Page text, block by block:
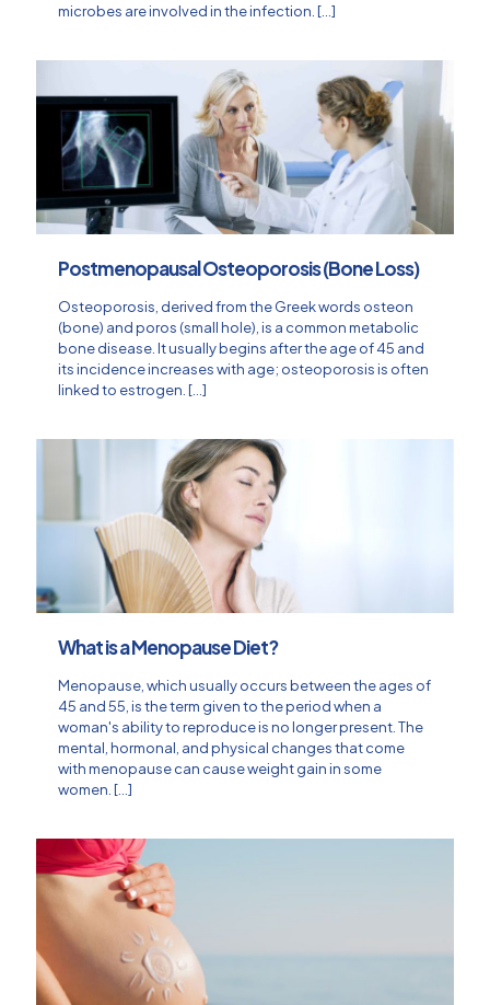
microbes are involved in the infection. […]
Postmenopausal Osteoporosis (Bone Loss)
Osteoporosis, derived from the Greek words osteon
(bone) and poros (small hole), is a common metabolic
bone disease. It usually begins after the age of 45 and
its incidence increases with age; osteoporosis is often
linked to estrogen. […]
What is a Menopause Diet?
Menopause, which usually occurs between the ages of
45 and 55, is the term given to the period when a
woman's ability to reproduce is no longer present. The
mental, hormonal, and physical changes that come
with menopause can cause weight gain in some
women.[…]